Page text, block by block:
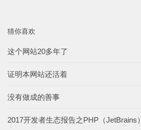
猜你喜欢
这个网站20多年了
证明本网站还活着
没有做成的善事
2017开发者生态报告之PHP（JetBrains）